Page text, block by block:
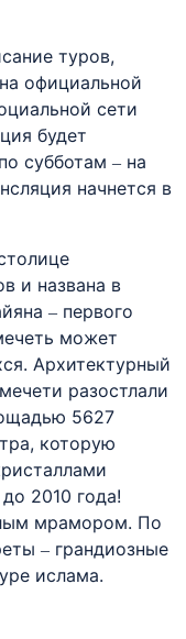
туров,
официальной
сети
будет
субботам – на
начнется в
и названа в
– первого
может
Архитектурный
разостлали
5627
которую
2010 года!
мрамором. По
– грандиозные
ислама.